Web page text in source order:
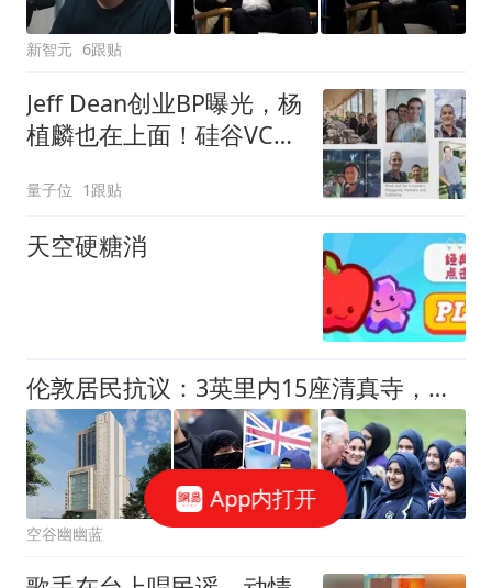
新智元 6跟贴
Jeff Dean创业BP曝光，杨
植麟也在上面！硅谷VC抢
量子位 1跟贴
天空硬糖消
伦敦居民抗议：3英里内15座清真寺，将再建13层超大型建筑
空谷幽幽蓝
App内打开